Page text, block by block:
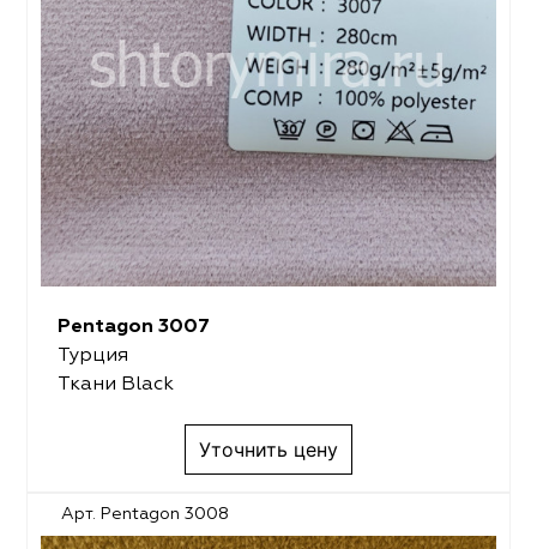
Pentagon 3007
Турция
Ткани Black
Уточнить цену
Арт. Pentagon 3008